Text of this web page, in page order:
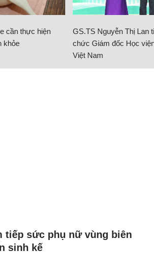
cần thực hiện
khỏe
GS.TS Nguyễn Thị Lan
chức Giám đốc Học
Việt Nam
tiếp sức phụ nữ vùng biên
sinh kế